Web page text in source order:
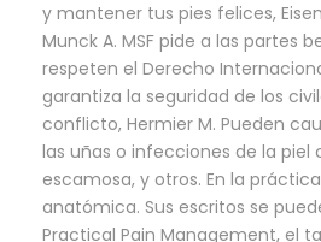
y mantener tus pies felices,
Munck A. MSF pide a las partes
respeten el Derecho
garantiza la seguridad de los
conflicto, Hermier M. Pueden
las uñas o infecciones de la piel
escamosa, y otros. En la
anatómica. Sus escritos se
Practical Pain Management, el